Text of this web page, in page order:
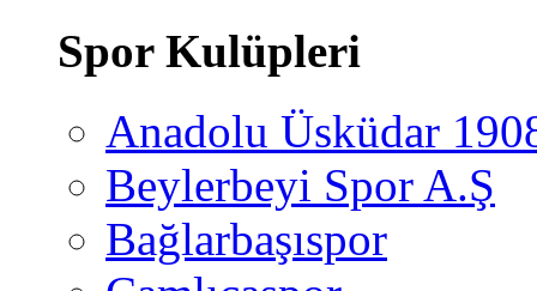
Spor Kulüpleri
Anadolu Üsküdar
Beylerbeyi Spor A.Ş
Bağlarbaşıspor